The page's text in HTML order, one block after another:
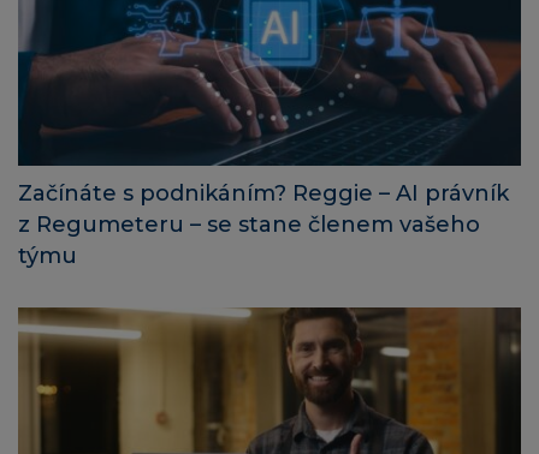
Začínáte s podnikáním? Reggie – AI právník
z Regumeteru – se stane členem vašeho
týmu